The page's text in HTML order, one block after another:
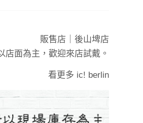
販售店｜ 後山埤店
店面為主，歡迎來店試戴。
看更多 ic! berlin